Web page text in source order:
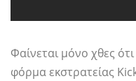
Φαίνεται μόνο χθες
φόρμα εκστρατείας